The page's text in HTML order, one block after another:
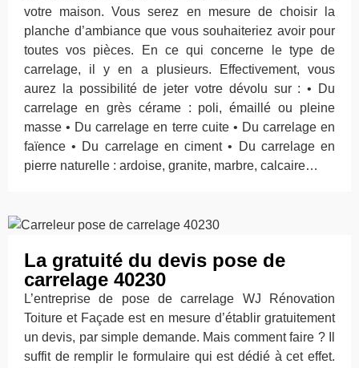
votre maison. Vous serez en mesure de choisir la
planche d’ambiance que vous souhaiteriez avoir pour
toutes vos pièces. En ce qui concerne le type de
carrelage, il y en a plusieurs. Effectivement, vous
aurez la possibilité de jeter votre dévolu sur : • Du
carrelage en grès cérame : poli, émaillé ou pleine
masse • Du carrelage en terre cuite • Du carrelage en
faïence • Du carrelage en ciment • Du carrelage en
pierre naturelle : ardoise, granite, marbre, calcaire…
La gratuité du devis pose de
carrelage 40230
L’entreprise de pose de carrelage WJ Rénovation
Toiture et Façade est en mesure d’établir gratuitement
un devis, par simple demande. Mais comment faire ? Il
suffit de remplir le formulaire qui est dédié à cet effet.